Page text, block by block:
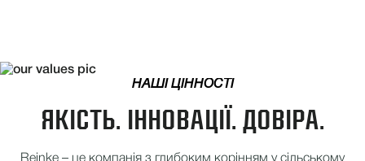
НАШІ ЦІННОСТІ
ЯКІСТЬ. ІННОВАЦІЇ. ДОВІРА.
Reinke – це компанія з глибоким корінням у сільському